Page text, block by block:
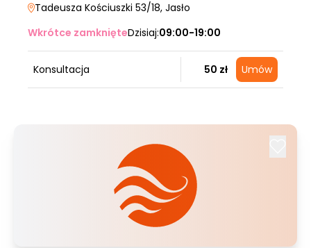
Tadeusza Kościuszki 53/18, Jasło
Wkrótce zamknięteDzisiaj:09:00-19:00
Konsultacja 50 zł Umów